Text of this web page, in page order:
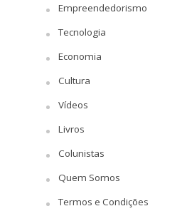
Empreendedorismo
Tecnologia
Economia
Cultura
Vídeos
Livros
Colunistas
Quem Somos
Termos e Condições